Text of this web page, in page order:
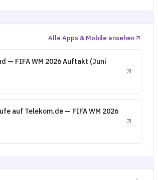
Alle Apps & Mobile ansehen
— FIFA WM 2026 Auftakt (Juni
auf Telekom.de — FIFA WM 2026